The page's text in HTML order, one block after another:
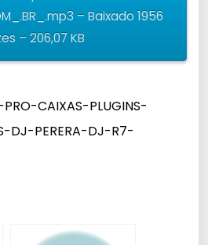
– Baixado 1956
– 206,07 KB